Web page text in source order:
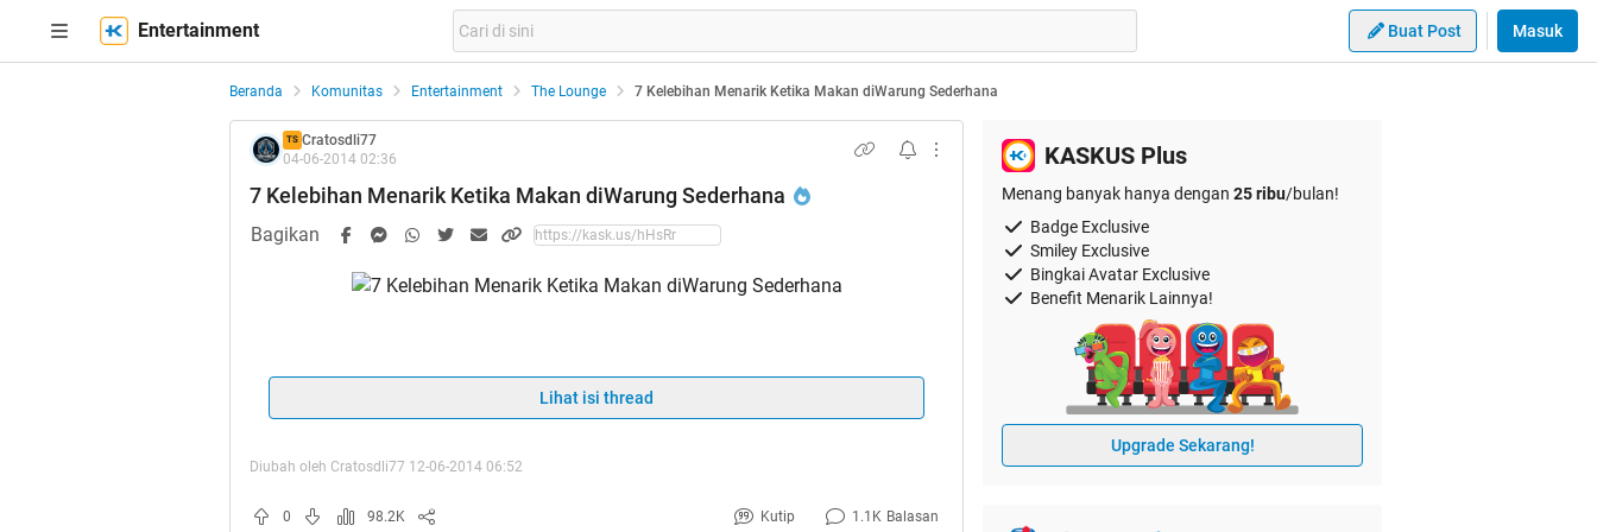
Entertainment Buat Post Masuk
Beranda Komunitas Entertainment The Lounge 7 Kelebihan Menarik Ketika Makan diWarung Sederhana
TS Cratosdli77
04-06-2014 02:36
7 Kelebihan Menarik Ketika Makan diWarung Sederhana
Bagikan
Quote:
Thanks ALL FOR HT Ke - 5
SpoilerforBuka Gan:
Lihat isi thread
Diubah oleh Cratosdli77 12-06-2014 06:52
0 98.2K Kutip 1.1K Balasan
KASKUS Plus
Menang banyak hanya dengan 25 ribu/bulan!
Badge Exclusive
Smiley Exclusive
Bingkai Avatar Exclusive
Benefit Menarik Lainnya!
Upgrade Sekarang!